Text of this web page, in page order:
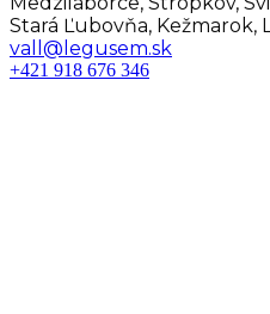
Stará Ľubovňa, Kežmarok,
vall@legusem.sk
+421 918 676 346